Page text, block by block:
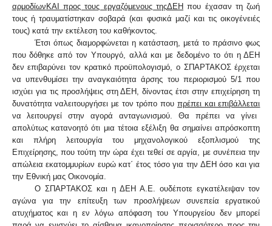
αρμοδίων ΚΑΙ προς τους εργαζόμενους τηςΔΕΗ που έχασαν τη ζωή
τους ή τραυματίστηκαν σοβαρά (και φυσικά μαζί και τις οικογένειές
τους) κατά την εκτέλεση του καθήκοντος.
Έτσι όπως διαμορφώνεται η κατάσταση, μετά το πράσινο φως
που δόθηκε από τον Υπουργό, αλλά και με δεδομένο το ότι ηΔΕΗ
δεν επιβαρύνει τον κρατικό προϋπολογισμό, ο ΣΠΑΡΤΑΚΟΣ έρχεται
να υπενθυμίσειτην αναγκαιότητα άρσης του περιορισμού 5/1που
ισχύει για τις προσλήψεις στη ΔΕΗ,δίνοντας έτσι στην επιχείρηση τη
δυνατότηταναλειτουργήσει με τον τρόπο που πρέπει και επιβάλλεται
να λειτουργείστην αγορά ανταγωνισμού. Θα πρέπει να γίνει
απολύτως κατανοητό ότι μια τέτοια εξέλιξη θα σημαίνει απρόσκοπτη
και πλήρη λειτουργία του μηχανολογικού εξοπλισμού της
Επιχείρησης, που τούτη την ώρα έχει τεθεί σε αργία, με συνέπεια την
απώλεια εκατομμυρίων ευρώ κατ΄ έτος τόσο για την ΔΕΗ όσο και για
την Εθνική μας Οικονομία.
Ο ΣΠΑΡΤΑΚΟΣ και η ΔΕΗ Α.Ε. ουδέποτε εγκατέλειψαν τον
αγώνα για την επίτευξη των προσλήψεων συνεπεία εργατικού
ατυχήματοςκαι η εν λόγω απόφαση του Υπουργείου δεν μπορεί